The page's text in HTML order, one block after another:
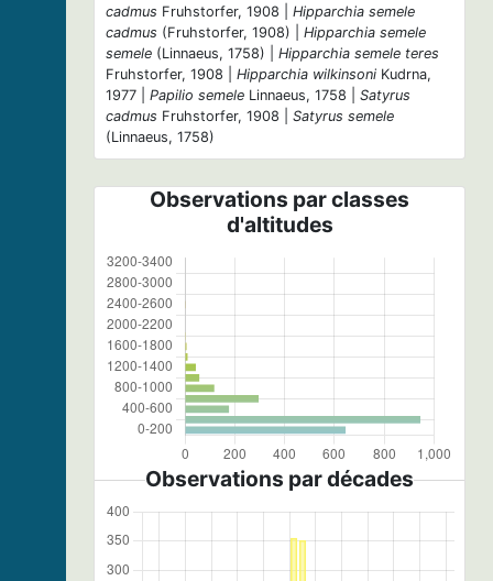
cadmus Fruhstorfer, 1908 | Hipparchia semele
cadmus (Fruhstorfer, 1908) | Hipparchia semele
semele (Linnaeus, 1758) | Hipparchia semele teres
Fruhstorfer, 1908 | Hipparchia wilkinsoni Kudrna,
1977 | Papilio semele Linnaeus, 1758 | Satyrus
cadmus Fruhstorfer, 1908 | Satyrus semele
(Linnaeus, 1758)
Observations par classes
d'altitudes
Observations par décades